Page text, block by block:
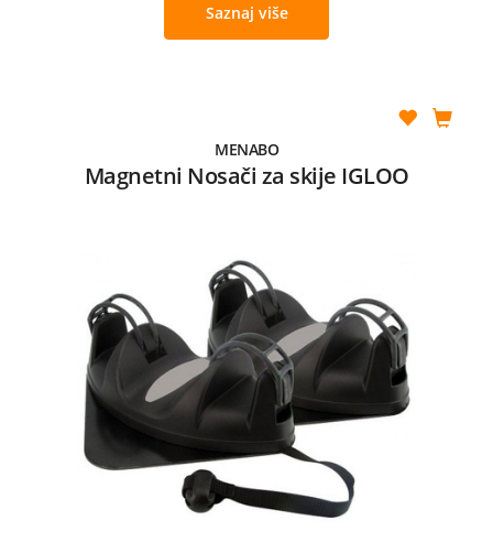
Saznaj više
MENABO
Magnetni Nosači za skije IGLOO